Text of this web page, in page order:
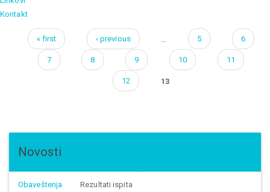
Kontakt
Pages
« first ‹ previous 5 6
7 8 9 10 11
12 13
Novosti
Obaveštenja Rezultati ispita